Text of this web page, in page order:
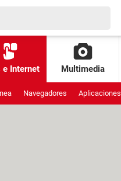
e Internet Multimedia
Navegadores Aplicaciones